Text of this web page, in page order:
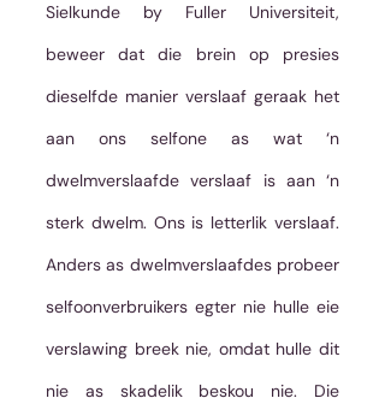
Sielkunde by Fuller Universiteit,
beweer dat die brein op presies
dieselfde manier verslaaf geraak het
aan ons selfone as wat ‘n
dwelmverslaafde verslaaf is aan ‘n
sterk dwelm. Ons is letterlik verslaaf.
Anders as dwelmverslaafdes probeer
selfoonverbruikers egter nie hulle eie
verslawing breek nie, omdat hulle dit
nie as skadelik beskou nie. Die